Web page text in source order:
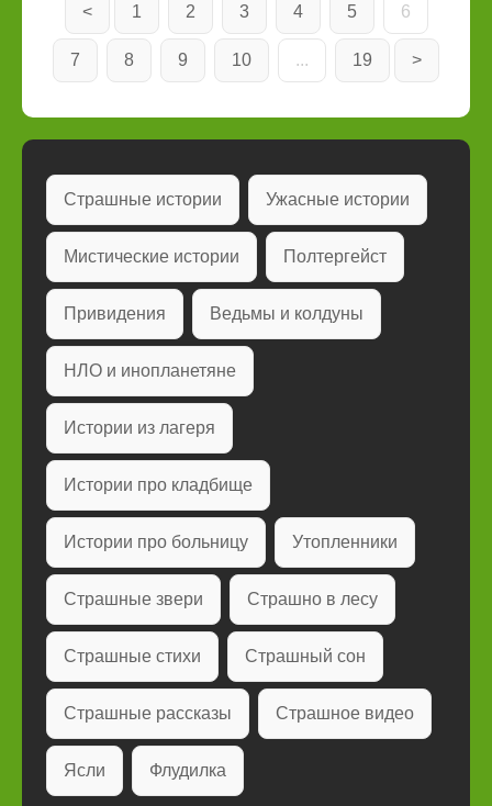
< 1 2 3 4 5 6
7 8 9 10 ... 19 >
Страшные истории Ужасные истории
Мистические истории Полтергейст
Привидения Ведьмы и колдуны
НЛО и инопланетяне
Истории из лагеря
Истории про кладбище
Истории про больницу Утопленники
Страшные звери Страшно в лесу
Страшные стихи Страшный сон
Страшные рассказы Страшное видео
Ясли Флудилка